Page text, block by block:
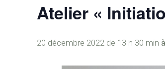
Atelier «
20 décembre 2022 de 13 h 30 min à